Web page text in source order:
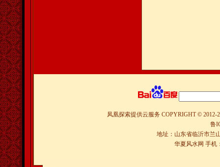
凤凰探索提供云服务 COPYRIGHT © 2012-
鲁
地址：山东省临沂市兰
华夏风水网 手机